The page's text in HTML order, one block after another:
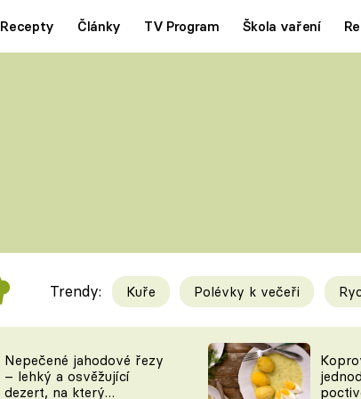
Recepty Články TV Program Škola vaření
Videorecepty
TEĎ VAŘÍ ŠÉF!
Tipy a triky
KAM ZA JÍDLEM
Trendy: Kuře Polévky k večeři
Nepečené jahodové řezy
– lehký a osvěžující
dezert, na který